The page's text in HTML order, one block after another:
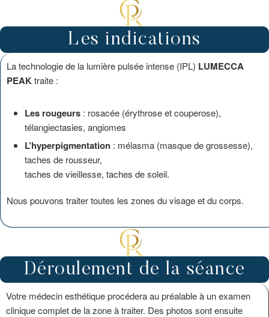
Les indications
La technologie de la lumière pulsée intense (IPL) LUMECCA
PEAKtraite :
Les rougeurs : rosacée (érythrose et couperose),
télangiectasies, angiomes
L’hyperpigmentation : mélasma (masque de grossesse),
taches de rousseur,
taches de vieillesse, taches de soleil.
Nous pouvons traiter toutes les zones du visage et du corps.
Déroulement de la séance
Votre médecin esthétique procédera au préalable à un examen
clinique complet de la zone à traiter. Des photos sont ensuite